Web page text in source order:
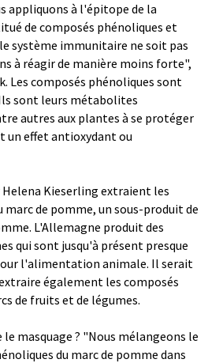
appliquons à l'épitope de la
de composés phénoliques et
système immunitaire ne soit pas
à réagir de manière moins forte",
Les composés phénoliques sont
sont leurs métabolites
autres aux plantes à se protéger
un effet antioxydant ou
Kieserling extraient les
marc de pomme, un sous-produit de
L'Allemagne produit des
qui sont jusqu'à présent presque
l'alimentation animale. Il serait
également les composés
de fruits et de légumes.
masquage ? "Nous mélangeons le
du marc de pomme dans